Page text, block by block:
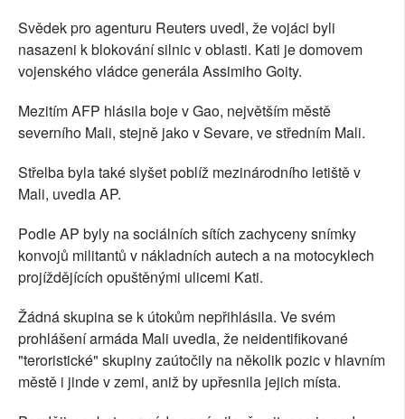
Svědek pro agenturu Reuters uvedl, že vojáci byli
nasazeni k blokování silnic v oblasti. Kati je domovem
vojenského vládce generála Assimiho Goity.
Mezitím AFP hlásila boje v Gao, největším městě
severního Mali, stejně jako v Sevare, ve středním Mali.
Střelba byla také slyšet poblíž mezinárodního letiště v
Mali, uvedla AP.
Podle AP byly na sociálních sítích zachyceny snímky
konvojů militantů v nákladních autech a na motocyklech
projíždějících opuštěnými ulicemi Kati.
Žádná skupina se k útokům nepřihlásila. Ve svém
prohlášení armáda Mali uvedla, že neidentifikované
"teroristické" skupiny zaútočily na několik pozic v hlavním
městě i jinde v zemi, aniž by upřesnila jejich místa.